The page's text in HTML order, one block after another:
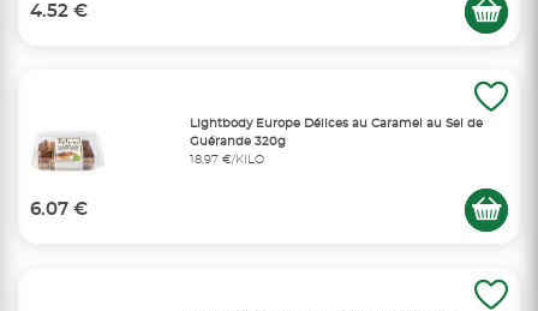
4.52 €
Lightbody Europe Délices au Caramel au Sel de
Guérande 320g
18,97 €/KILO
6.07 €